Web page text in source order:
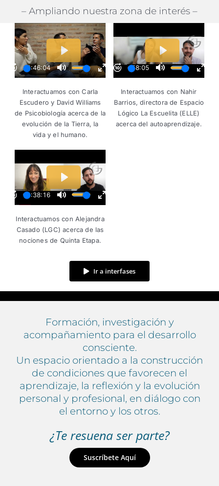
– Ampliando nuestra zona de interés –
Interactuamos con Carla
Escudero y David Williams
de Psicobiología acerca de la
evolución de la Tierra, la
vida y el humano.
Interactuamos con Nahir
Barrios, directora de Espacio
Lógico La Escuelita (ELLE)
acerca del autoaprendizaje.
Interactuamos con Alejandra
Casado (LGC) acerca de las
nociones de Quinta Etapa.
Ir a interfases
Formación, investigación y
acompañamiento para el desarrollo
consciente.
Un espacio orientado a la construcción
de condiciones que favorecen el
aprendizaje, la reflexión y la evolución
personal y profesional, en diálogo con
el entorno y los otros.
¿Te resuena ser parte?
Suscríbete Aquí